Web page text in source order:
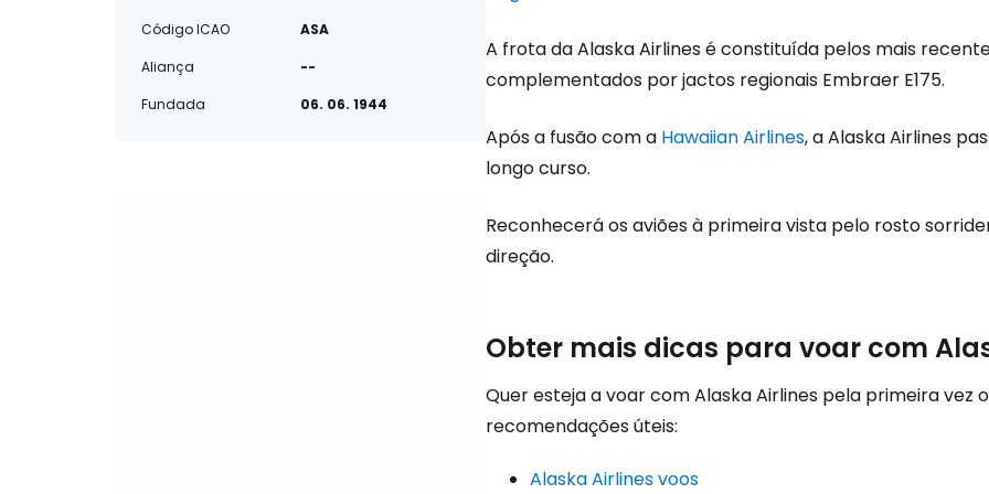
Código ICAO
ASA
Aliança
--
Fundada
06. 06. 1944
A frota da Alaska Airlines é constituída pelos mais
complementados por jactos regionais Embraer E175.
Após a fusão com a Hawaiian Airlines, a Alaska Airlines
longo curso.
Reconhecerá os aviões à primeira vista pelo rosto
direção.
Obter mais dicas para voar com
Quer esteja a voar com Alaska Airlines pela primeira vez
recomendações úteis:
Alaska Airlines voos
... a comunidade mundial de